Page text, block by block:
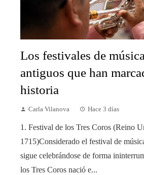
Los festivales de
antiguos que han
historia
Carla Vilanova Hace 3 días
1. Festival de los Tres Coros (Reino
1715)Considerado el festival de
sigue celebrándose de forma
los Tres Coros nació e...